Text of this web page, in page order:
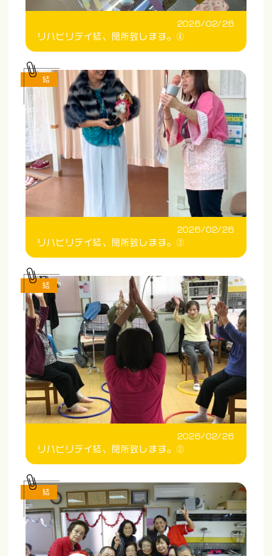
2026/02/26
リハビリデイ結、閉所致します。④
2026/02/26
リハビリデイ結、閉所致します。③
結
2026/02/26
リハビリデイ結、閉所致します。②
結
結